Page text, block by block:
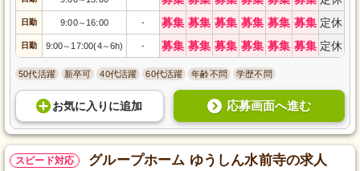
日勤 9:00～ 16:00 - 募集 募集 募集 募集 募集 募集 定休
日勤 9:00～ 17:00(4～6h) - 募集 募集 募集 募集 募集 募集 定休
50代活躍 新卒可 40代活躍 60代活躍 年齢不問 学歴不問
お気に入り に追加 応募画面へ進む
スピード対応 グループホーム ゆうしん水前寺の求人